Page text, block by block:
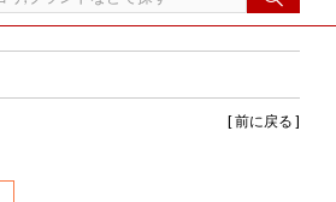
[ 前に戻る ]